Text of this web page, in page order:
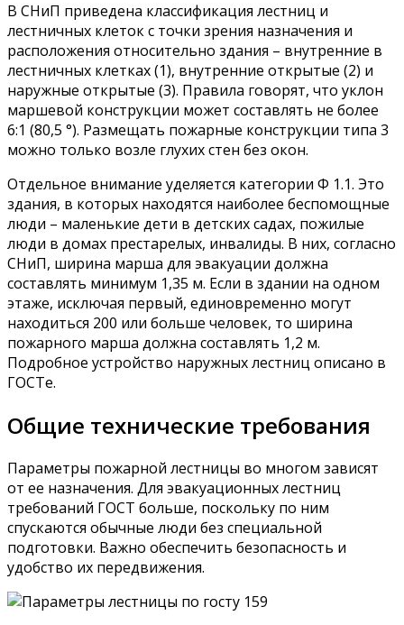
В СНиП приведена классификация лестниц и
лестничных клеток с точки зрения назначения и
расположения относительно здания – внутренние в
лестничных клетках (1), внутренние открытые (2) и
наружные открытые (3). Правила говорят, что уклон
маршевой конструкции может составлять не более
6:1 (80,5 °). Размещать пожарные конструкции типа 3
можно только возле глухих стен без окон.
Отдельное внимание уделяется категории Ф 1.1. Это
здания, в которых находятся наиболее беспомощные
люди – маленькие дети в детских садах, пожилые
люди в домах престарелых, инвалиды. В них, согласно
СНиП, ширина марша для эвакуации должна
составлять минимум 1,35 м. Если в здании на одном
этаже, исключая первый, единовременно могут
находиться 200 или больше человек, то ширина
пожарного марша должна составлять 1,2 м.
Подробное устройство наружных лестниц описано в
ГОСТе.
Общие технические требования
Параметры пожарной лестницы во многом зависят
от ее назначения. Для эвакуационных лестниц
требований ГОСТ больше, поскольку по ним
спускаются обычные люди без специальной
подготовки. Важно обеспечить безопасность и
удобство их передвижения.